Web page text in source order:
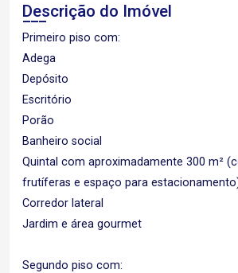
Descrição do Imóvel
Primeiro piso com:
Adega
Depósito
Escritório
Porão
Banheiro social
Quintal com aproximadamente 300 m²
frutíferas e espaço para
Corredor lateral
Jardim e área gourmet
Segundo piso com: